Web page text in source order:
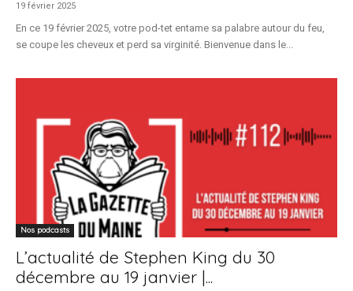
19 février 2025
En ce 19 février 2025, votre pod-tet entame sa palabre autour du feu,
se coupe les cheveux et perd sa virginité. Bienvenue dans le...
Nos podcasts
L’actualité de Stephen King du 30
décembre au 19 janvier |...